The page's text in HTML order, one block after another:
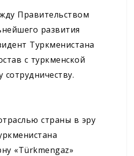
Правительством
развития
Туркменистана
с туркменской
страны в эру
«Türkmengaz»